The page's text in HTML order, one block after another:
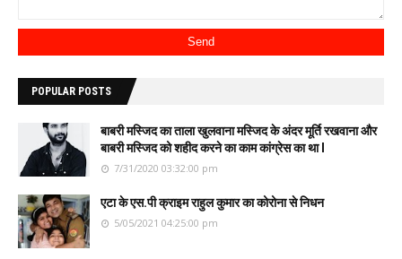
POPULAR POSTS
बाबरी मस्जिद का ताला खुलवाना मस्जिद के अंदर मूर्ति रखवाना और
बाबरी मस्जिद को शहीद करने का काम कांग्रेस का था l
7/31/2020 03:32:00 pm
एटा के एस.पी क्राइम राहुल कुमार का कोरोना से निधन
5/05/2021 04:25:00 pm